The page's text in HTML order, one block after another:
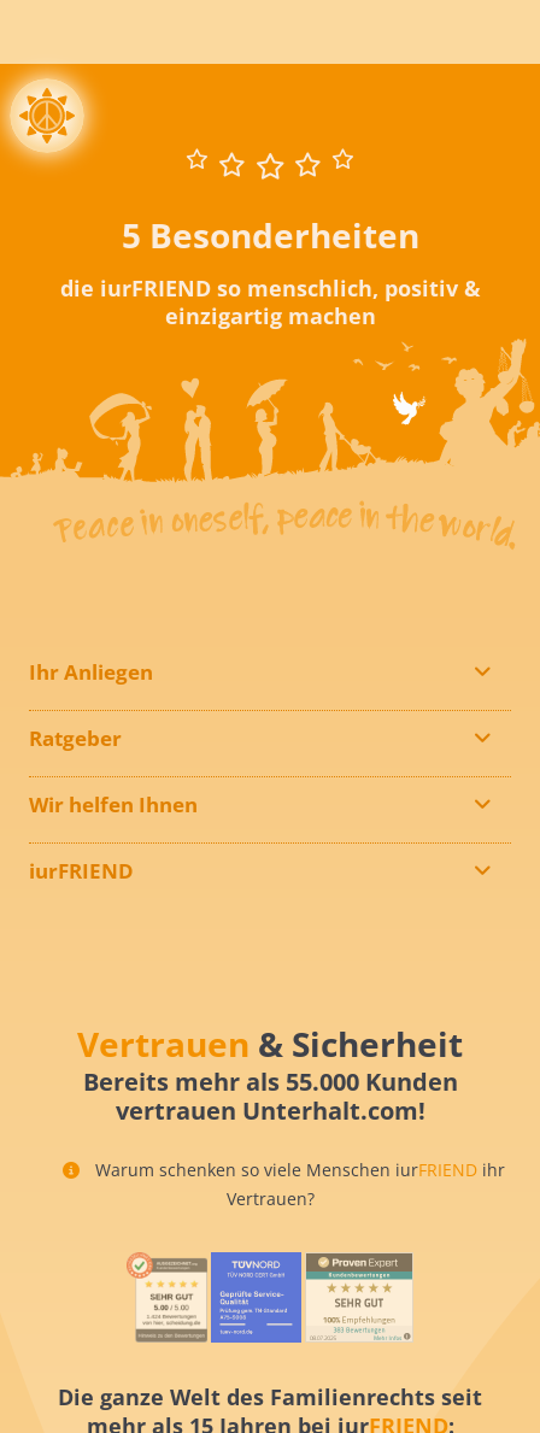
5 Besonderheiten
die iurFRIEND so menschlich, positiv &
einzigartig machen
Ihr Anliegen
Ratgeber
Wir helfen Ihnen
iurFRIEND
Vertrauen & Sicherheit
Bereits mehr als 55.000 Kunden
vertrauen Unterhalt.com!
Warum schenken so viele Menschen iurFRIEND ihr
Vertrauen?
Die ganze Welt des Familienrechts seit
mehr als 15 Jahren bei iurFRIEND: